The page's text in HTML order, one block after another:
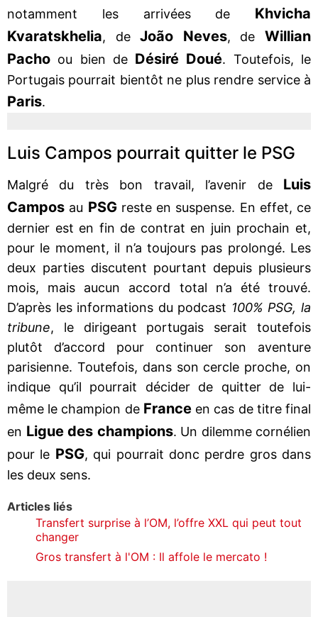
notamment les arrivées de Khvicha
Kvaratskhelia, deJoão Neves, deWillian
Pacho ou bien de Désiré Doué. Toutefois, le
Portugais pourrait bientôt ne plus rendre service à
Paris.
Luis Campos pourrait quitter le PSG
Malgré du très bon travail, l’avenir de Luis
Campos au PSGreste en suspense. En effet, ce
dernier est en fin de contrat en juin prochain et,
pour le moment, il n’a toujours pas prolongé. Les
deux parties discutent pourtant depuis plusieurs
mois, mais aucun accord total n’a été trouvé.
D’après les informations du podcast 100% PSG, la
tribune, le dirigeant portugais serait toutefois
plutôt d’accord pour continuer son aventure
parisienne. Toutefois, dans son cercle proche, on
indique qu’il pourrait décider de quitter de lui-
même le champion de Franceen cas de titre final
en Ligue des champions. Un dilemme cornélien
pour le PSG, qui pourrait donc perdre gros dans
les deux sens.
Articles liés
Transfert surprise à l’OM, l’offre XXL qui peut tout
changer
Gros transfert à l'OM : Il affole le mercato !